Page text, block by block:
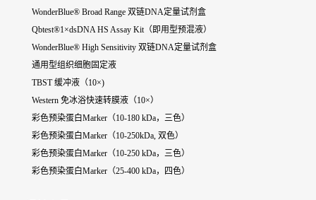
WonderBlue® Broad Range 双链DNA定量试剂盒
Qbtest®1×dsDNA HS Assay Kit（即用型预混液）
WonderBlue® High Sensitivity 双链DNA定量试剂盒
通用型组织细胞固定液
TBST 缓冲液（10×)
Western 免冰浴快速转膜液（10×）
彩色预染蛋白Marker（10-180 kDa，三色）
彩色预染蛋白Marker（10-250kDa, 双色）
彩色预染蛋白Marker（10-250 kDa，三色）
彩色预染蛋白Marker（25-400 kDa，四色）